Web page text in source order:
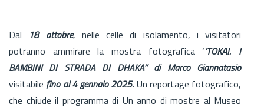
Dal 18 ottobre, nelle celle di isolamento, i visitatori
potranno ammirare la mostra fotografica ‘’TOKAI. I
BAMBINI DI STRADA DI DHAKA’’ di Marco Giannatasio
visitabile fino al 4 gennaio 2025. Un reportage fotografico,
che chiude il programma di Un anno di mostre al Museo